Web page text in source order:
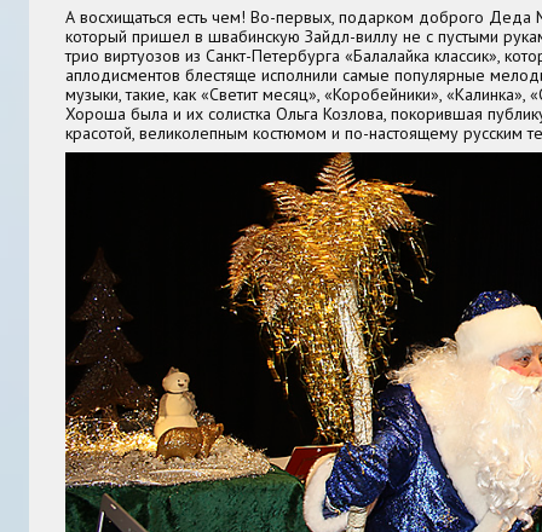
А восхищаться есть чем! Во-первых, подарком доброго Деда
который пришел в швабинскую Зайдл-виллу не с пустыми
трио виртуозов из Санкт-Петербурга «Балалайка классик»,
аплодисментов блестяще исполнили самые популярные
музыки, такие, как «Светит месяц», «Коробейники», «Калинка»,
Хороша была и их солистка Ольга Козлова, покорившая
красотой, великолепным костюмом и по-настоящему русским